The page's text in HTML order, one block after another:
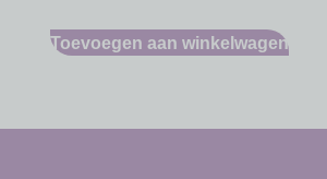
Toevoegen aan winkelwagen